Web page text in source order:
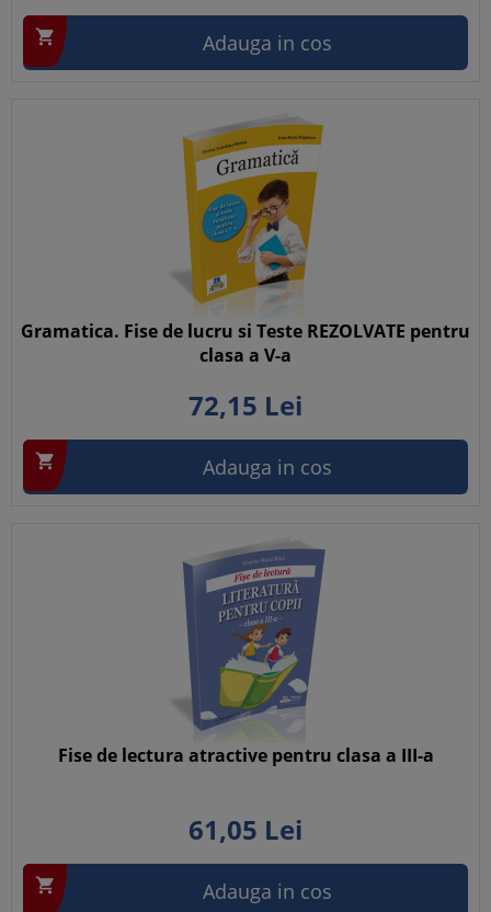
 Adauga in cos
Gramatica. Fise de lucru si Teste REZOLVATE pentru
clasa a V-a
72,15 Lei
 Adauga in cos
Fise de lectura atractive pentru clasa a III-a
61,05 Lei
 Adauga in cos